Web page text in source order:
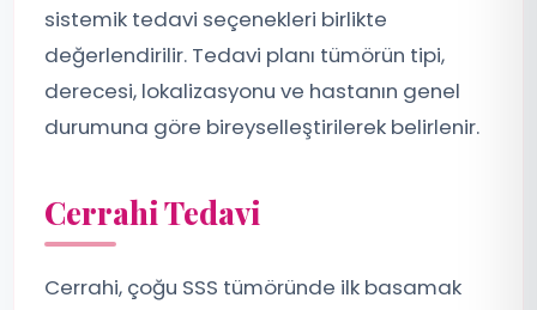
sistemik tedavi seçenekleri birlikte
değerlendirilir. Tedavi planı tümörün tipi,
derecesi, lokalizasyonu ve hastanın genel
durumuna göre bireyselleştirilerek belirlenir.
Cerrahi Tedavi
Cerrahi, çoğu SSS tümöründe ilk basamak